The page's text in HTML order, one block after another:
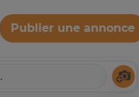
Publier une annonce